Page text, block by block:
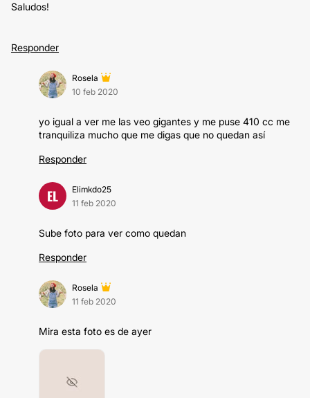
Saludos!
Responder
Rosela
10 feb 2020
yo igual a ver me las veo gigantes y me puse 410 cc me
tranquiliza mucho que me digas que no quedan así
Responder
EL
Elimkdo25
11 feb 2020
Sube foto para ver como quedan
Responder
Rosela
11 feb 2020
Mira esta foto es de ayer